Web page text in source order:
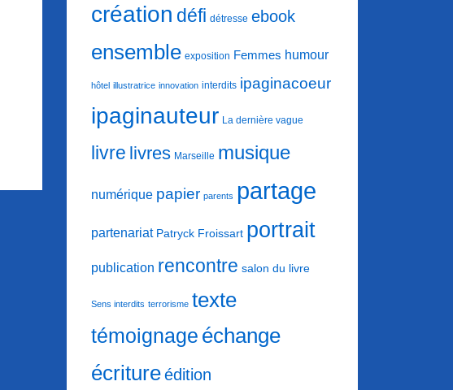
création défi détresse ebook
ensemble exposition Femmes humour
hôtel illustratrice innovation interdits ipaginacoeur
ipaginauteur La dernière vague
livre livres Marseille musique
numérique papier parents partage
partenariat Patryck Froissart portrait
publication rencontre salon du livre
Sens interdits terrorisme texte
témoignage échange
écritureédition